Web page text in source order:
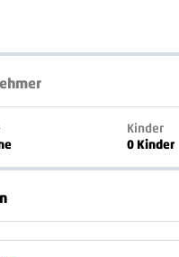
Kinder
0 Kinder